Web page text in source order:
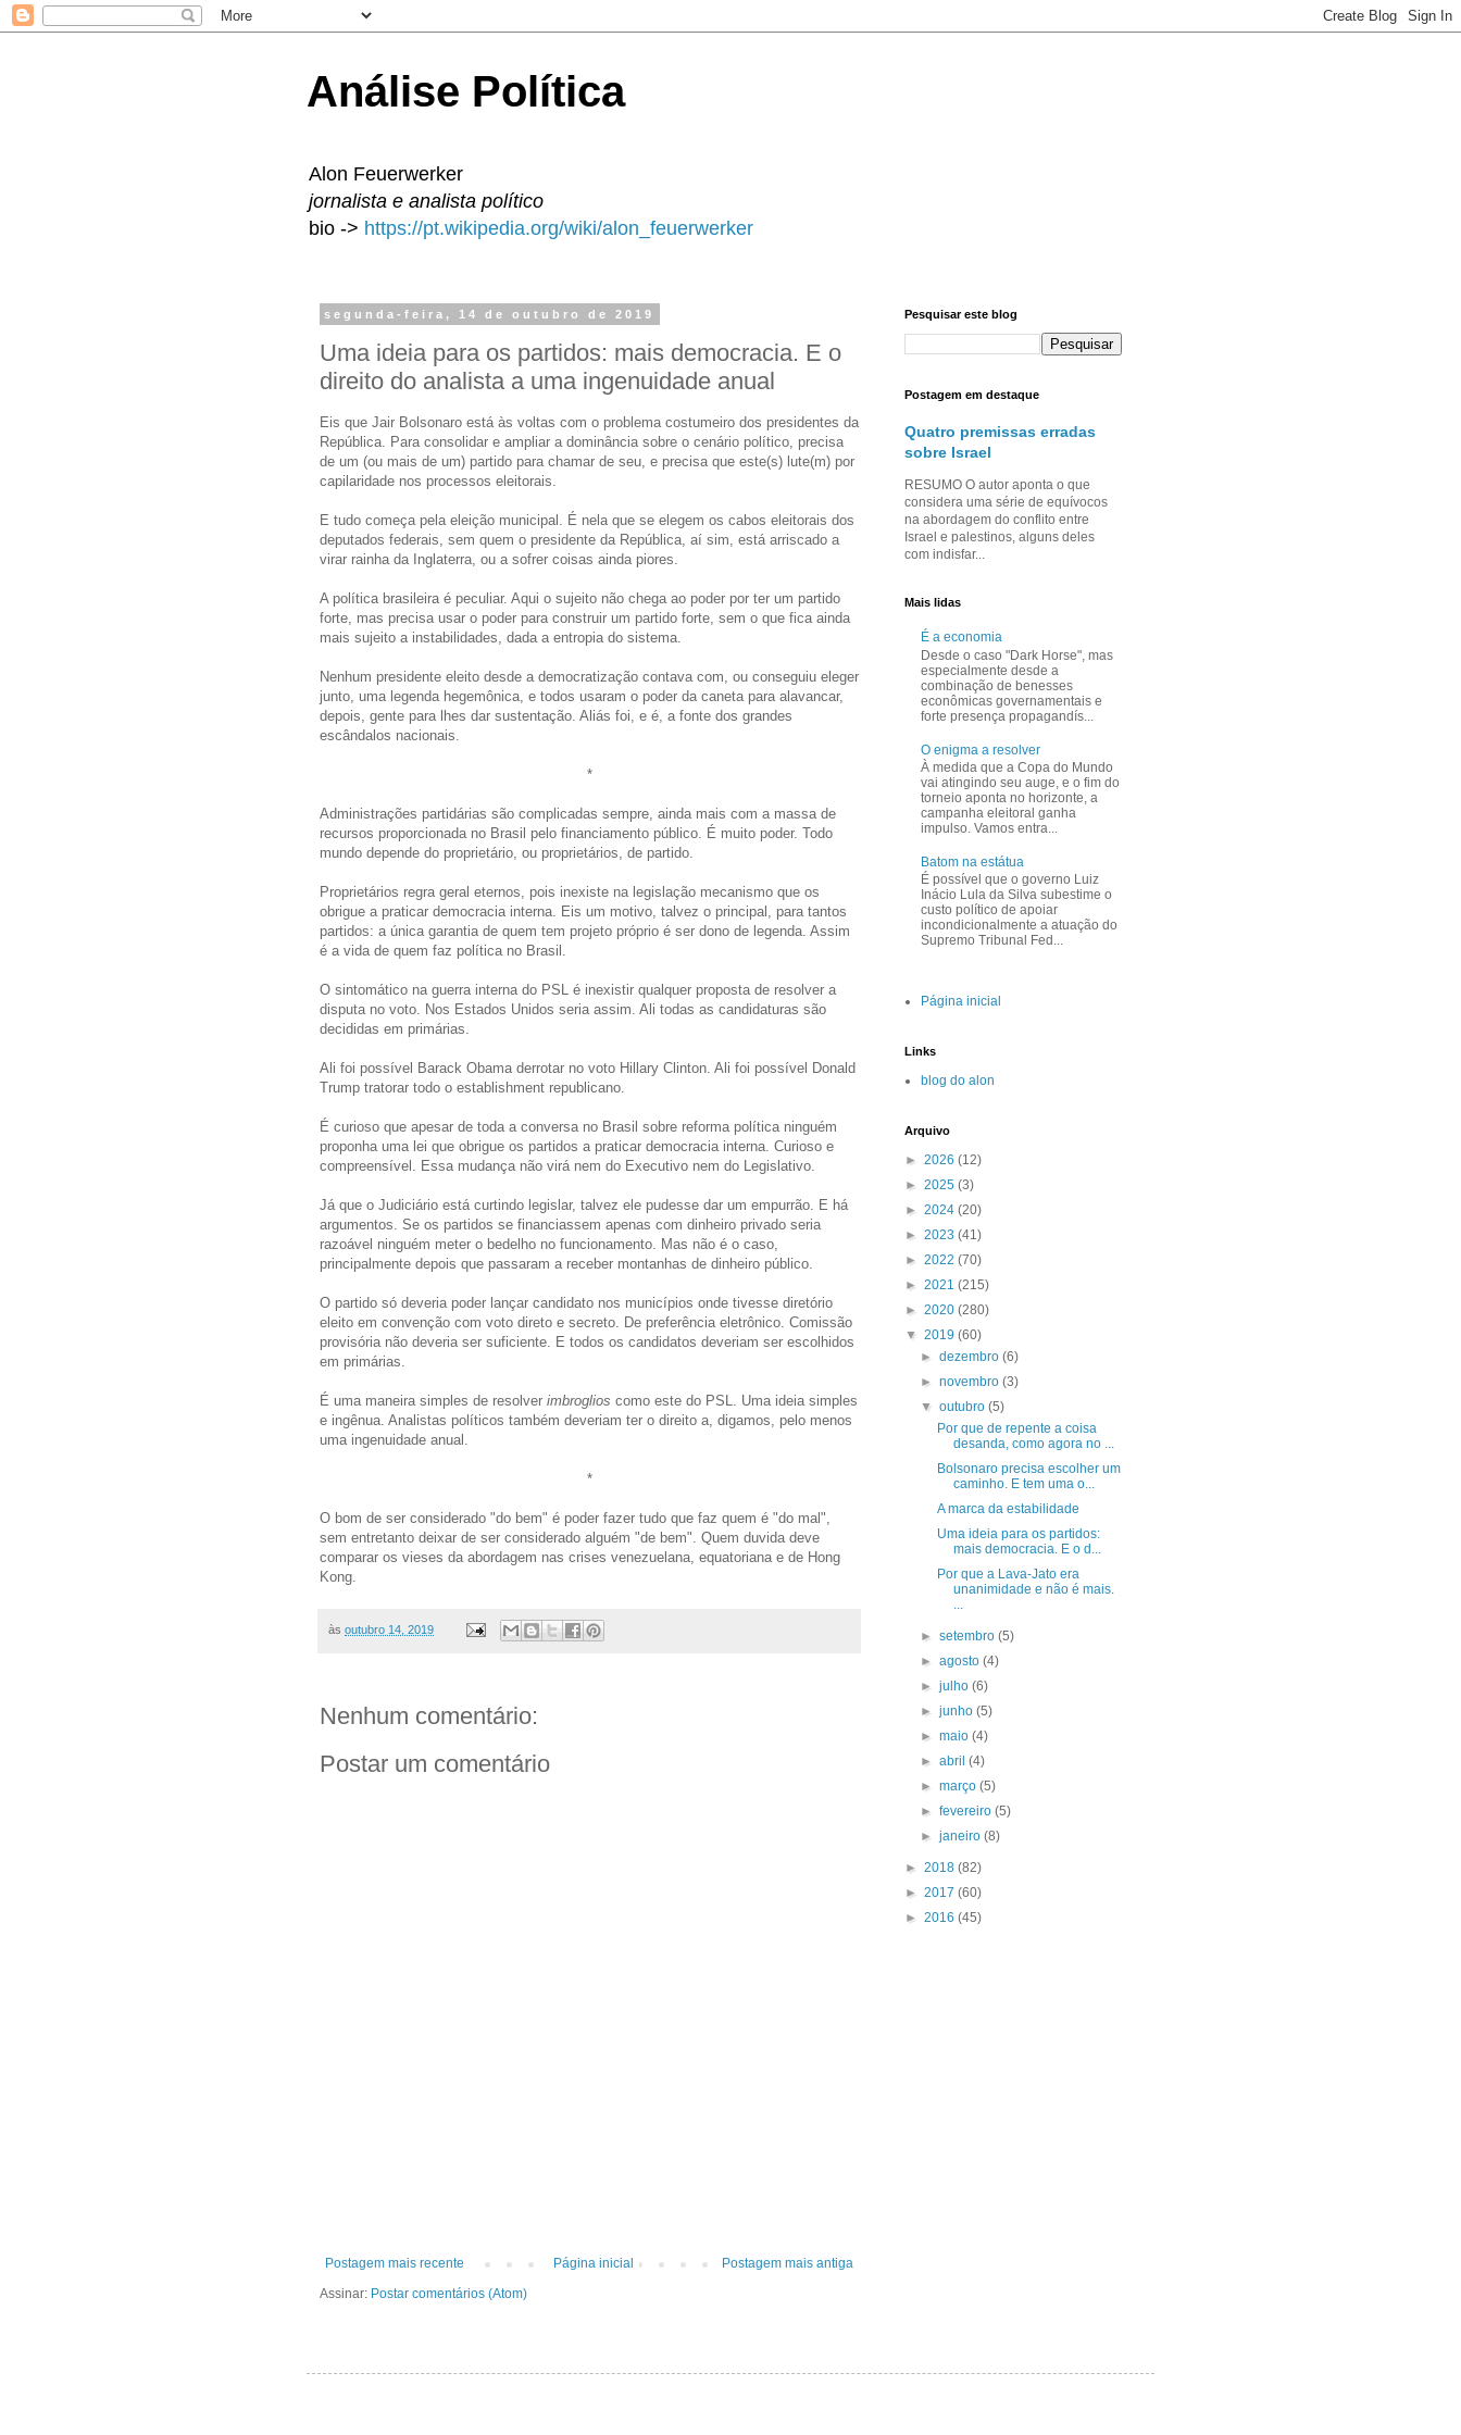
Análise Política
Alon Feuerwerker
jornalista e analista político
bio -> https://pt.wikipedia.org/wiki/alon_feuerwerker
segunda-feira, 14 de outubro de 2019
Uma ideia para os partidos: mais democracia. E o
direito do analista a uma ingenuidade anual
Eis que Jair Bolsonaro está às voltas com o problema costumeiro dos presidentes da
República. Para consolidar e ampliar a dominância sobre o cenário político, precisa
de um (ou mais de um) partido para chamar de seu, e precisa que este(s) lute(m) por
capilaridade nos processos eleitorais.
E tudo começa pela eleição municipal. É nela que se elegem os cabos eleitorais dos
deputados federais, sem quem o presidente da República, aí sim, está arriscado a
virar rainha da Inglaterra, ou a sofrer coisas ainda piores.
A política brasileira é peculiar. Aqui o sujeito não chega ao poder por ter um partido
forte, mas precisa usar o poder para construir um partido forte, sem o que fica ainda
mais sujeito a instabilidades, dada a entropia do sistema.
Nenhum presidente eleito desde a democratização contava com, ou conseguiu eleger
junto, uma legenda hegemônica, e todos usaram o poder da caneta para alavancar,
depois, gente para lhes dar sustentação. Aliás foi, e é, a fonte dos grandes
escândalos nacionais.
*
Administrações partidárias são complicadas sempre, ainda mais com a massa de
recursos proporcionada no Brasil pelo financiamento público. É muito poder. Todo
mundo depende do proprietário, ou proprietários, de partido.
Proprietários regra geral eternos, pois inexiste na legislação mecanismo que os
obrigue a praticar democracia interna. Eis um motivo, talvez o principal, para tantos
partidos: a única garantia de quem tem projeto próprio é ser dono de legenda. Assim
é a vida de quem faz política no Brasil.
O sintomático na guerra interna do PSL é inexistir qualquer proposta de resolver a
disputa no voto. Nos Estados Unidos seria assim. Ali todas as candidaturas são
decididas em primárias.
Ali foi possível Barack Obama derrotar no voto Hillary Clinton. Ali foi possível Donald
Trump tratorar todo o establishment republicano.
É curioso que apesar de toda a conversa no Brasil sobre reforma política ninguém
proponha uma lei que obrigue os partidos a praticar democracia interna. Curioso e
compreensível. Essa mudança não virá nem do Executivo nem do Legislativo.
Já que o Judiciário está curtindo legislar, talvez ele pudesse dar um empurrão. E há
argumentos. Se os partidos se financiassem apenas com dinheiro privado seria
razoável ninguém meter o bedelho no funcionamento. Mas não é o caso,
principalmente depois que passaram a receber montanhas de dinheiro público.
O partido só deveria poder lançar candidato nos municípios onde tivesse diretório
eleito em convenção com voto direto e secreto. De preferência eletrônico. Comissão
provisória não deveria ser suficiente. E todos os candidatos deveriam ser escolhidos
em primárias.
É uma maneira simples de resolver imbroglios como este do PSL. Uma ideia simples
e ingênua. Analistas políticos também deveriam ter o direito a, digamos, pelo menos
uma ingenuidade anual.
*
O bom de ser considerado "do bem" é poder fazer tudo que faz quem é "do mal",
sem entretanto deixar de ser considerado alguém "de bem". Quem duvida deve
comparar os vieses da abordagem nas crises venezuelana, equatoriana e de Hong
Kong.
às outubro 14, 2019
Nenhum comentário:
Postar um comentário
Postagem mais recente Postagem mais antiga
Página inicial
Assinar: Postar comentários (Atom)
Pesquisar este blog
Postagem em destaque
Quatro premissas erradas
sobre Israel
RESUMO O autor aponta o que
considera uma série de equívocos
na abordagem do conflito entre
Israel e palestinos, alguns deles
com indisfar...
Mais lidas
É a economia
Desde o caso "Dark Horse", mas
especialmente desde a
combinação de benesses
econômicas governamentais e
forte presença propagandís...
O enigma a resolver
À medida que a Copa do Mundo
vai atingindo seu auge, e o fim do
torneio aponta no horizonte, a
campanha eleitoral ganha
impulso. Vamos entra...
Batom na estátua
É possível que o governo Luiz
Inácio Lula da Silva subestime o
custo político de apoiar
incondicionalmente a atuação do
Supremo Tribunal Fed...
Página inicial
Links
blog do alon
Arquivo
► 2026 (12)
► 2025 (3)
► 2024 (20)
► 2023 (41)
► 2022 (70)
► 2021 (215)
► 2020 (280)
▼ 2019 (60)
►dezembro(6)
►novembro(3)
▼outubro(5)
Por que de repente a coisa
desanda, como agora no ...
Bolsonaro precisa escolher um
caminho. E tem uma o...
A marca da estabilidade
Uma ideia para os partidos:
mais democracia. E o d...
Por que a Lava-Jato era
unanimidade e não é mais.
►setembro(5)
►agosto(4)
►julho(6)
►junho(5)
►maio(4)
►abril(4)
►março(5)
►fevereiro(5)
►janeiro(8)
► 2018 (82)
► 2017 (60)
► 2016 (45)